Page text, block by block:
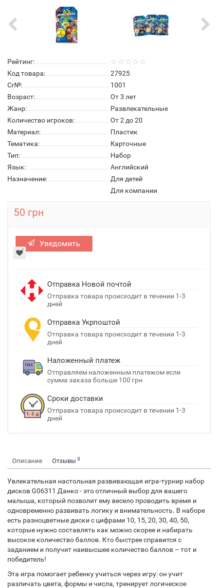
Рейтинг:
Код товара:
27925
Cr№:
1001
Возраст:
От 3 лет
Жанр:
Развлекательные
Количество игроков:
От 2 до 20
Материал:
Пластик
Тематика:
Карточные
Тип:
Набор
Язык:
Английский
Назначение:
Для детей
Для компании
50 грн
Уведомить
Отправка Новой почтой
Отправка товара происходит в течении 1-3
дней
Отправка Укрпоштой
Отправка товара происходит в течении 1-3
дней
Наложенный платеж
Отправляем наложенным платежом если
сумма заказа больше 100 грн
Сроки доставки
Отправка товара происходит в течении 1-3
дней
Описание Отзывы 0
Увлекательная настольная развивающая игра-турнир набор
дисков G06311 Данко - это отличный выбор для вашего
малыша, который позволит ему весело проводить время и
одновременно развивать логику и внимательность. В наборе
есть разноцветные диски с цифрами 10, 15, 20, 30, 40, 50,
которые нужно составлять как можно скорее и набирать
высокое количество баллов. Кто быстрее справится с
заданием и получит наивысшее количество баллов – тот и
победитель!
Эта игра помогает ребенку учиться через игру: он учит
различать цвета, формы и числа, тренирует логическое